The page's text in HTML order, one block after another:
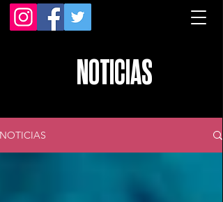
NOTICIAS
NOTICIAS